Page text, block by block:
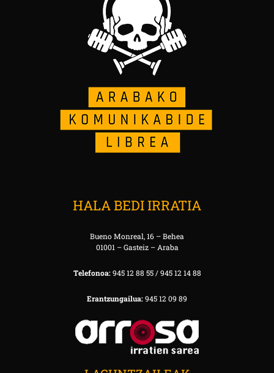
HALA BEDI IRRATIA
Bueno Monreal, 16 – Behea
01001 – Gasteiz – Araba
Telefonoa:945 12 88 55 / 945 12 14 88
Erantzungailua:945 12 09 89